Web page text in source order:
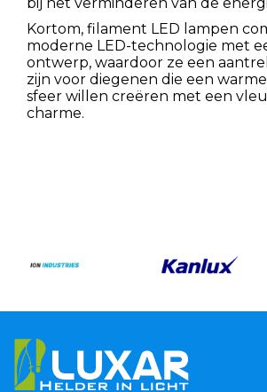
Kortom, filament LED lampen
moderne LED-technologie met
ontwerp, waardoor ze een
zijn voor diegenen die een
sfeer willen creëren met een
charme.